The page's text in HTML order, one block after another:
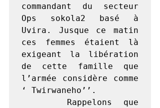
commandant du secteur
Ops sokola2 basé à
Uvira. Jusque ce matin
ces femmes étaient là
exigeant la libération
de cette famille que
l’armée considère comme
‘ Twirwaneho’’.